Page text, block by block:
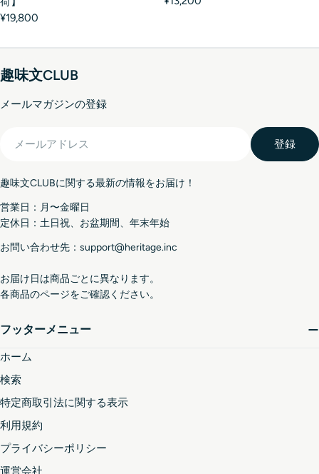
¥19,800
趣味文CLUB
メールマガジンの登録
ア
ド
レ
登録
趣味文CLUBに関する最新の情報をお届け！
営業日：月〜金曜日
定休日：土日祝、お盆期間、年末年始
お問い合わせ先：support@heritage.inc
お届け日は商品ごとに異なります。
各商品のページをご確認ください。
フッターメニュー
ホーム
検索
特定商取引法に関する表示
利用規約
プライバシーポリシー
運営会社